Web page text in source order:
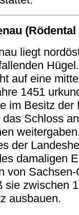
liegt
Hügel.
auf eine
1451
im Besitz
Schloss
der
damaligen
von
sie zwischen
ausbauen.